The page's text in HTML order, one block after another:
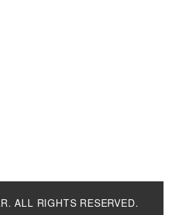
ALL RIGHTS RESERVED.